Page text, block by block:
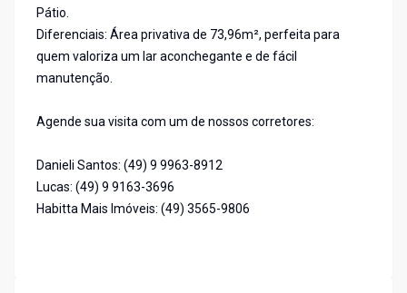
Pátio.
Diferenciais: Área privativa de 73,96m², perfeita para
quem valoriza um lar aconchegante e de fácil
manutenção.
Agende sua visita com um de nossos corretores:
Danieli Santos: (49) 9 9963-8912
Lucas: (49) 9 9163-3696
Habitta Mais Imóveis: (49) 3565-9806